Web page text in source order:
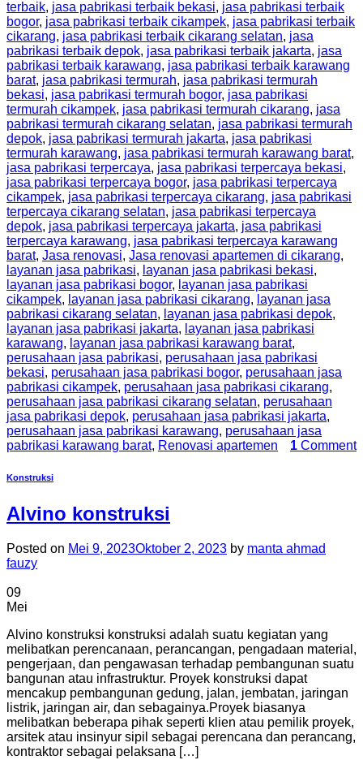
terbaik, jasa pabrikasi terbaik bekasi, jasa pabrikasi terbaik
bogor, jasa pabrikasi terbaik cikampek, jasa pabrikasi terbaik
cikarang, jasa pabrikasi terbaik cikarang selatan, jasa
pabrikasi terbaik depok, jasa pabrikasi terbaik jakarta, jasa
pabrikasi terbaik karawang, jasa pabrikasi terbaik karawang
barat, jasa pabrikasi termurah, jasa pabrikasi termurah
bekasi, jasa pabrikasi termurah bogor, jasa pabrikasi
termurah cikampek, jasa pabrikasi termurah cikarang, jasa
pabrikasi termurah cikarang selatan, jasa pabrikasi termurah
depok, jasa pabrikasi termurah jakarta, jasa pabrikasi
termurah karawang, jasa pabrikasi termurah karawang barat,
jasa pabrikasi terpercaya, jasa pabrikasi terpercaya bekasi,
jasa pabrikasi terpercaya bogor, jasa pabrikasi terpercaya
cikampek, jasa pabrikasi terpercaya cikarang, jasa pabrikasi
terpercaya cikarang selatan, jasa pabrikasi terpercaya
depok, jasa pabrikasi terpercaya jakarta, jasa pabrikasi
terpercaya karawang, jasa pabrikasi terpercaya karawang
barat, Jasa renovasi, Jasa renovasi apartemen di cikarang,
layanan jasa pabrikasi, layanan jasa pabrikasi bekasi,
layanan jasa pabrikasi bogor, layanan jasa pabrikasi
cikampek, layanan jasa pabrikasi cikarang, layanan jasa
pabrikasi cikarang selatan, layanan jasa pabrikasi depok,
layanan jasa pabrikasi jakarta, layanan jasa pabrikasi
karawang, layanan jasa pabrikasi karawang barat,
perusahaan jasa pabrikasi, perusahaan jasa pabrikasi
bekasi, perusahaan jasa pabrikasi bogor, perusahaan jasa
pabrikasi cikampek, perusahaan jasa pabrikasi cikarang,
perusahaan jasa pabrikasi cikarang selatan, perusahaan
jasa pabrikasi depok, perusahaan jasa pabrikasi jakarta,
perusahaan jasa pabrikasi karawang, perusahaan jasa
pabrikasi karawang barat, Renovasi apartemen 1 Comment
Konstruksi
Alvino konstruksi
Posted on Mei 9, 2023Oktober 2, 2023 by manta ahmad
fauzy
09
Mei
Alvino konstruksi konstruksi adalah suatu kegiatan yang
melibatkan perencanaan, perancangan, pengadaan material,
pengerjaan, dan pengawasan terhadap pembangunan suatu
bangunan atau infrastruktur. Proyek konstruksi dapat
mencakup pembangunan gedung, jalan, jembatan, jaringan
listrik, jaringan air, dan sebagainya.Proyek biasanya
melibatkan beberapa pihak seperti klien atau pemilik proyek,
arsitek atau insinyur sipil sebagai perencana dan perancang,
kontraktor sebagai pelaksana […]